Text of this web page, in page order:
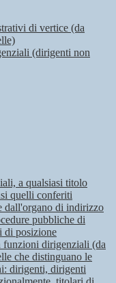
di vertice (da
(dirigenti non
a qualsiasi titolo
quelli conferiti
dall'organo di indirizzo
pubbliche di
di posizione
funzioni dirigenziali (da
che distinguano le
dirigenti, dirigenti